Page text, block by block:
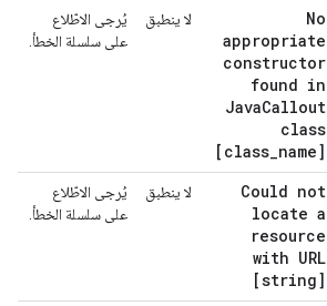
No
appropriate
constructor
found in
JavaCallout
class
[class_name]
لا ينطبق
يُرجى الاطّلاع
على سلسلة الخطأ.
Could not
locate a
resource
with URL
[string]
لا ينطبق
يُرجى الاطّلاع
على سلسلة الخطأ.